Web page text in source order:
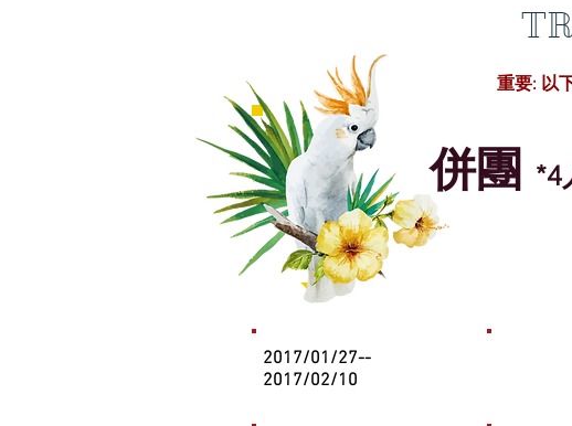
​併團 *4
重要: 以
2017/01/27--
2017/02/10